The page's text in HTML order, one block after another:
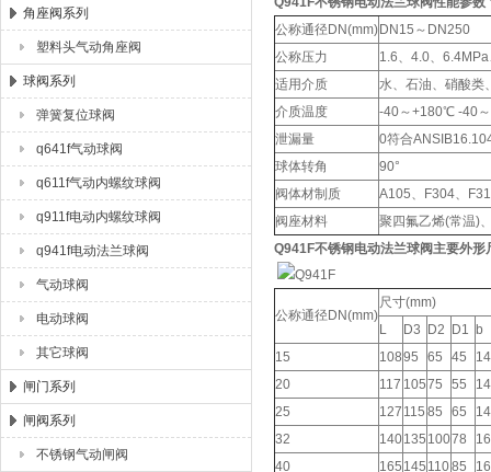
角座阀系列
塑料头气动角座阀
球阀系列
弹簧复位球阀
q641f气动球阀
q611f气动内螺纹球阀
q911f电动内螺纹球阀
q941f电动法兰球阀
气动球阀
电动球阀
其它球阀
闸门系列
闸阀系列
不锈钢气动闸阀
公称通径DN(mm) DN15～DN250
公称压力
1.6、4.0、
适用介质
水、石油、硝酸类
介质温度
-40～+180℃ -40
泄漏量
0符合
球体转角
90°
阀体材制质
A105、F304、
阀座材料
聚四氟乙烯(常温)
Q941F不锈钢电动法兰球阀主要外形
公称通径DN(mm)
尺寸(mm)
L
D3 D2 D1 b
15
10895 65 45
14
20
117 10575 55
14
25
127 115 85 65
14
32
140135 10078
16
40
165 145 11085
16